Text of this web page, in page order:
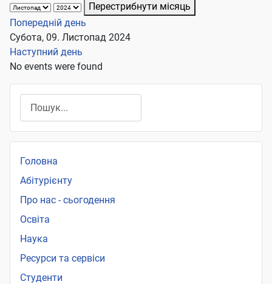
Перестрибнути місяць
Попередній день
Субота, 09. Листопад 2024
Наступний день
No events were found
Головна
Абітурієнту
Про нас - сьогодення
Освіта
Наука
Ресурси та сервіси
Студенти